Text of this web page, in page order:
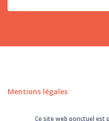
Mentions légales
Ce site web ponctuel est